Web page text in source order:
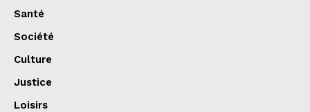
Santé
Société
Culture
Justice
Loisirs